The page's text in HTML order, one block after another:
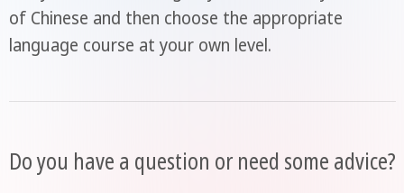
of Chinese and then choose the appropriate
language course at your own level.
Do you have a question or need some advice?